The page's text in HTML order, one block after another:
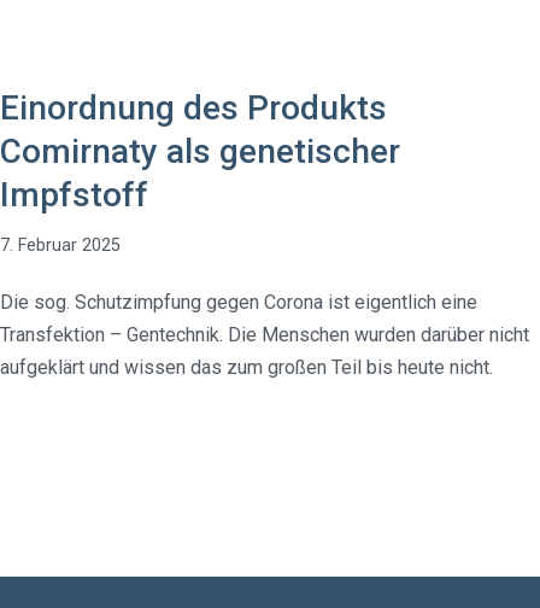
Einordnung des Produkts
Comirnaty als genetischer
Impfstoff
7. Februar 2025
Die sog. Schutzimpfung gegen Corona ist eigentlich eine
Transfektion – Gentechnik. Die Menschen wurden darüber nicht
aufgeklärt und wissen das zum großen Teil bis heute nicht.